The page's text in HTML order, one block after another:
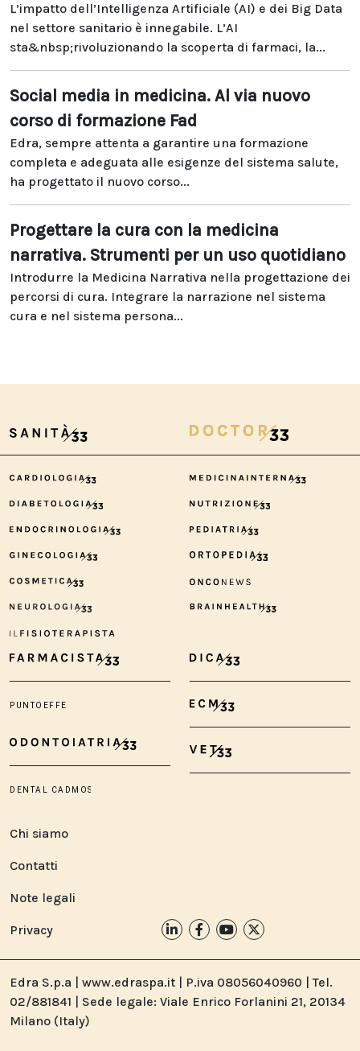
L’impatto dell’Intelligenza Artificiale (AI) e dei Big Data
nel settore sanitario è innegabile. L’AI
sta&nbsp;rivoluzionando la scoperta di farmaci, la...
Social media in medicina. Al via nuovo
corso di formazione Fad
Edra, sempre attenta a garantire una formazione
completa e adeguata alle esigenze del sistema salute,
ha progettato il nuovo corso...
Progettare la cura con la medicina
narrativa. Strumenti per un uso quotidiano
Introdurre la Medicina Narrativa nella progettazione dei
percorsi di cura. Integrare la narrazione nel sistema
cura e nel sistema persona...
Chi siamo
Contatti
Note legali
Privacy
Edra S.p.a | www.edraspa.it | P.iva 08056040960 | Tel.
02/881841 | Sede legale: Viale Enrico Forlanini 21, 20134
Milano (Italy)